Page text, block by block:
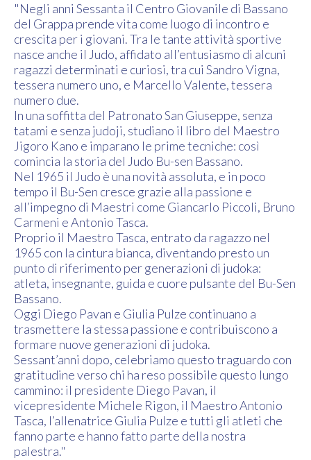
"Negli anni Sessanta il Centro Giovanile di Bassano
del Grappa prende vita come luogo di incontro e
crescita per i giovani. Tra le tante attività sportive
nasce anche il Judo, affidato all’entusiasmo di alcuni
ragazzi determinati e curiosi, tra cui Sandro Vigna,
tessera numero uno, e Marcello Valente, tessera
numero due.
In una soffitta del Patronato San Giuseppe, senza
tatami e senza judoji, studiano il libro del Maestro
Jigoro Kano e imparano le prime tecniche: così
comincia la storia del Judo Bu-sen Bassano.
Nel 1965 il Judo è una novità assoluta, e in poco
tempo il Bu-Sen cresce grazie alla passione e
all’impegno di Maestri come Giancarlo Piccoli, Bruno
Carmeni e Antonio Tasca.
Proprio il Maestro Tasca, entrato da ragazzo nel
1965 con la cintura bianca, diventando presto un
punto di riferimento per generazioni di judoka:
atleta, insegnante, guida e cuore pulsante del Bu-Sen
Bassano.
Oggi Diego Pavan e Giulia Pulze continuano a
trasmettere la stessa passione e contribuiscono a
formare nuove generazioni di judoka.
Sessant’anni dopo, celebriamo questo traguardo con
gratitudine verso chi ha reso possibile questo lungo
cammino: il presidente Diego Pavan, il
vicepresidente Michele Rigon, il Maestro Antonio
Tasca, l’allenatrice Giulia Pulze e tutti gli atleti che
fanno parte e hanno fatto parte della nostra
palestra."